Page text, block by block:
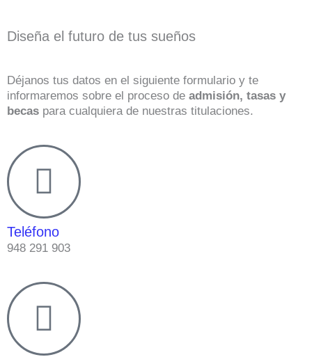
Diseña el futuro de tus sueños
Déjanos tus datos en el siguiente formulario y te
informaremos sobre el proceso de admisión, tasas y
becas para cualquiera de nuestras titulaciones.
Teléfono
948 291 903